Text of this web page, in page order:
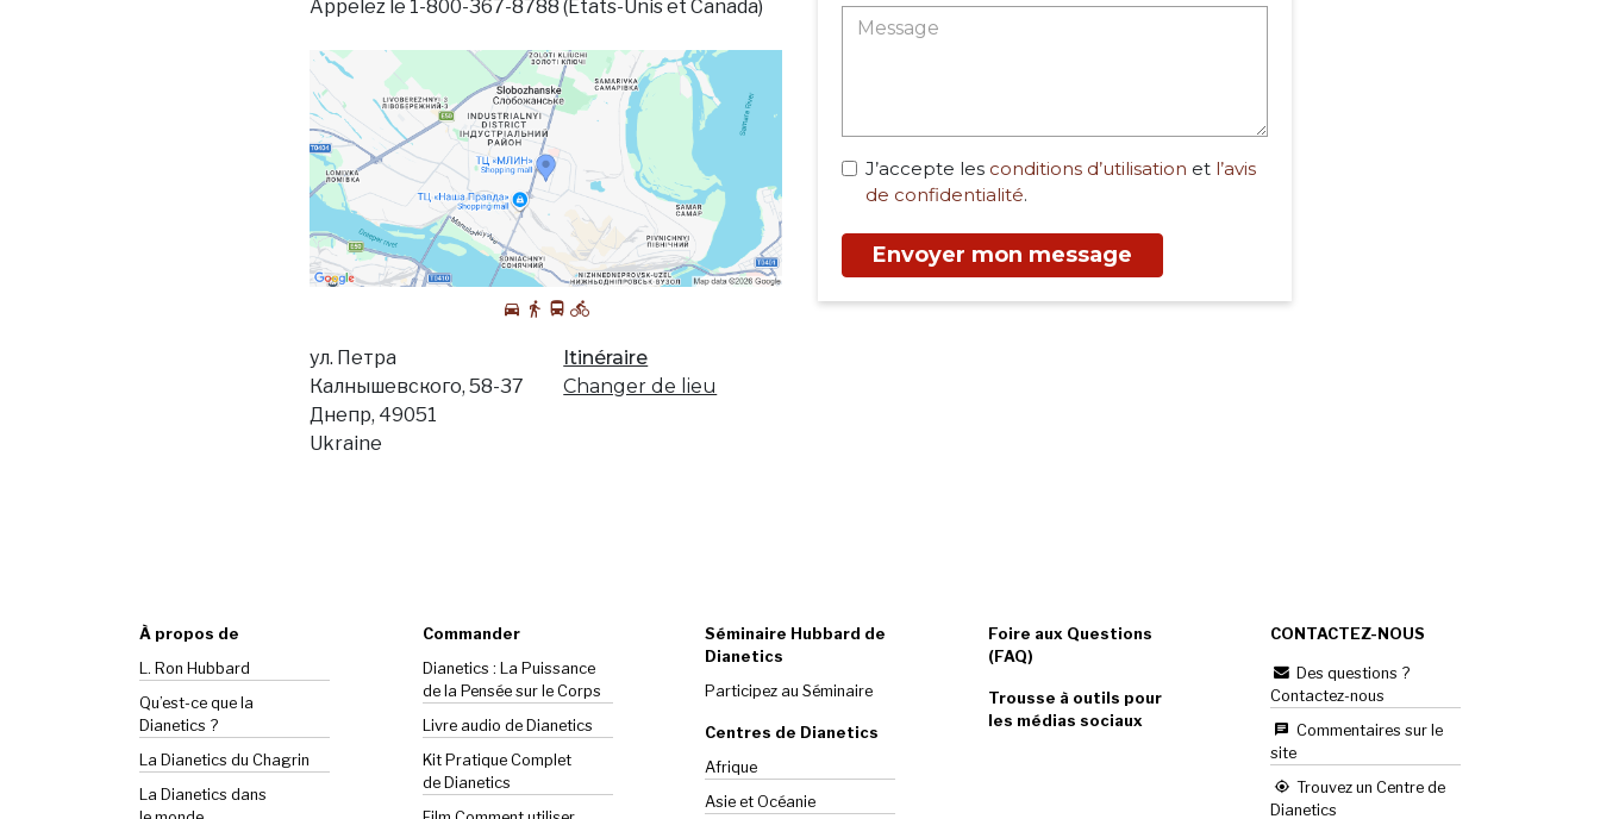
Appelez le 1-800-367-8788 (États-Unis et Canada)
ул. Петра
Калнышевского, 58-37
Днепр, 49051
Ukraine
Itinéraire
Changer de lieu
J’accepte les conditions d’utilisation et l’avis
de confidentialité.
Envoyer mon message
À propos de
L. Ron Hubbard
Qu’est-ce que la
Dianetics ?
La Dianetics du Chagrin
La Dianetics dans
Commander
Dianetics : La Puissance
de la Pensée sur le Corps
Livre audio de Dianetics
Kit Pratique Complet
de Dianetics
Séminaire Hubbard de
Dianetics
Participez au Séminaire
Centres de Dianetics
Afrique
Asie et Océanie
Foire aux Questions
(FAQ)
Trousse à outils pour
les médias sociaux
CONTACTEZ-NOUS
Des questions ?
Contactez-nous
Commentaires sur le
site
Trouvez un Centre de
Dianetics